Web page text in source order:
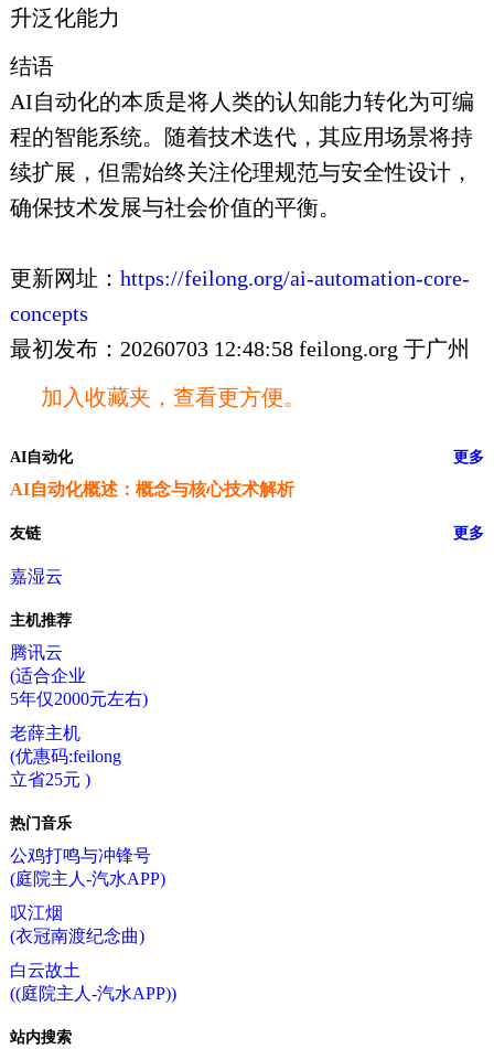
升泛化能力
结语
AI自动化的本质是将人类的认知能力转化为可编
程的智能系统。随着技术迭代，其应用场景将持
续扩展，但需始终关注伦理规范与安全性设计，
确保技术发展与社会价值的平衡。
更新网址： https://feilong.org/ai-automation-core-
concepts
最初发布：20260703 12:48:58 feilong.org 于广州
加入收藏夹，查看更方便。
AI自动化 更多
AI自动化概述：概念与核心技术解析
友链 更多
嘉湿云
主机推荐
腾讯云
(适合企业
5年仅2000元左右)
老薛主机
(优惠码:feilong
立省25元 )
热门音乐
公鸡打鸣与冲锋号
(庭院主人-汽水APP)
叹江烟
(衣冠南渡纪念曲)
白云故土
((庭院主人-汽水APP))
站内搜索